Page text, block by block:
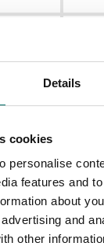
Details
cookies
personalise
features and
about
and
other